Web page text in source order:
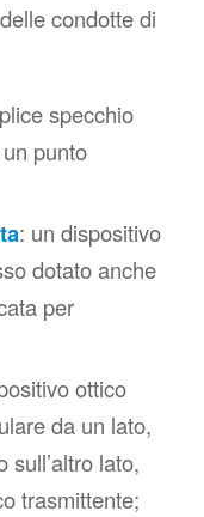
condotte di
specchio
punto
: un dispositivo
dotato anche
per
ottico
da un lato,
sull’altro lato,
trasmittente;